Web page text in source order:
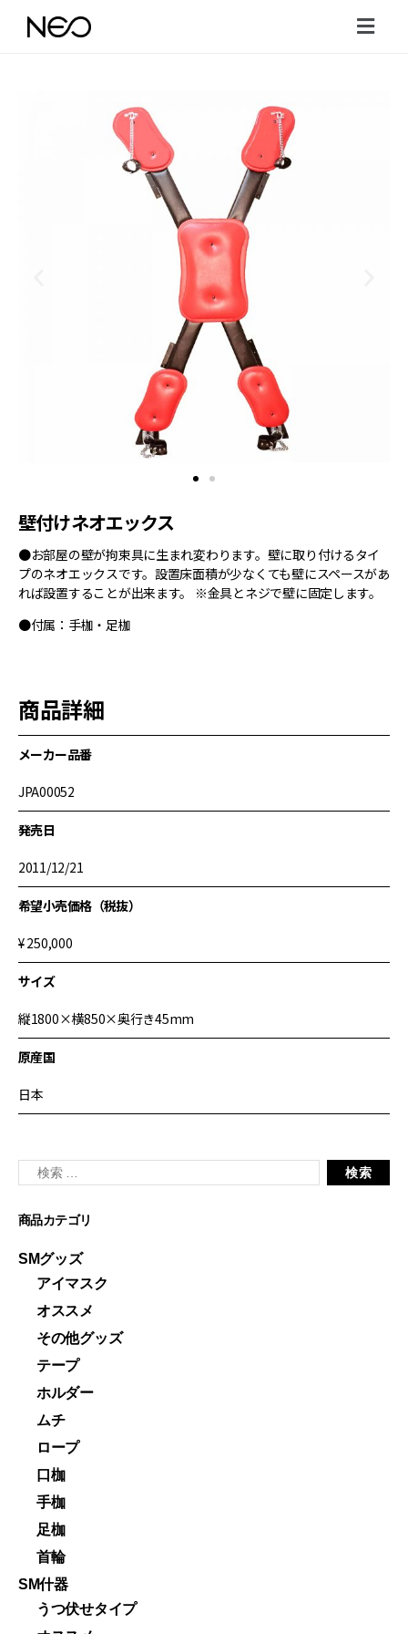
壁付けネオエックス
●お部屋の壁が拘束具に生まれ変わります。壁に取り付けるタイ
プのネオエックスです。設置床面積が少なくても壁にスペースがあ
れば設置することが出来ます。 ※金具とネジで壁に固定します。
●付属：手枷・足枷
商品詳細
メーカー品番
JPA00052
発売日
2011/12/21
希望小売価格（税抜）
¥ 250,000
サイズ
縦1800×横850×奥行き45mm
原産国
日本
商品カテゴリ
SMグッズ
アイマスク
オススメ
その他グッズ
テープ
ホルダー
ムチ
ロープ
口枷
手枷
足枷
首輪
SM什器
うつ伏せタイプ